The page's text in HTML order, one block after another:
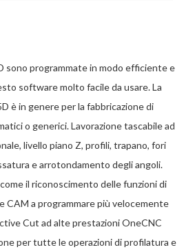
sono programmate in modo efficiente e
software molto facile da usare. La
è in genere per la fabbricazione di
o generici. Lavorazione tascabile ad
livello piano Z, profili, trapano, fori
e arrotondamento degli angoli.
il riconoscimento delle funzioni di
a programmare più velocemente
Cut ad alte prestazioni OneCNC
per tutte le operazioni di profilatura e